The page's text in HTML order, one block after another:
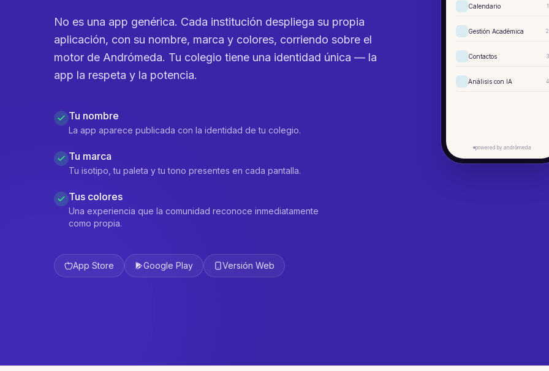
No es una app genérica. Cada institución despliega su propia
aplicación, con su nombre, marca y colores, corriendo sobre el
motor de Andrómeda. Tu colegio tiene una identidad única — la
app la respeta y la potencia.
Tu nombre
La app aparece publicada con la identidad de tu colegio.
Tu marca
Tu isotipo, tu paleta y tu tono presentes en cada pantalla.
Tus colores
Una experiencia que la comunidad reconoce inmediatamente
como propia.
App Store Google Play Versión Web
Calendario 1
Gestión Académica 2
Contactos 3
Análisis con IA 4
powered by andrōmeda